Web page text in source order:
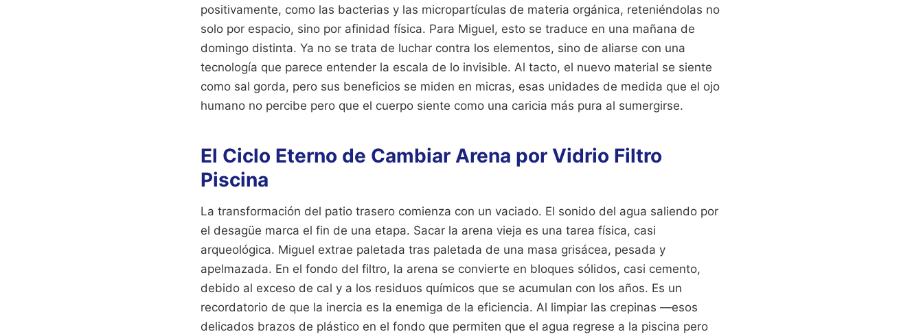
positivamente, como las bacterias y las micropartículas de materia orgánica, reteniéndolas no
solo por espacio, sino por afinidad física. Para Miguel, esto se traduce en una mañana de
domingo distinta. Ya no se trata de luchar contra los elementos, sino de aliarse con una
tecnología que parece entender la escala de lo invisible. Al tacto, el nuevo material se siente
como sal gorda, pero sus beneficios se miden en micras, esas unidades de medida que el ojo
humano no percibe pero que el cuerpo siente como una caricia más pura al sumergirse.
El Ciclo Eterno de Cambiar Arena por Vidrio Filtro
Piscina
La transformación del patio trasero comienza con un vaciado. El sonido del agua saliendo por
el desagüe marca el fin de una etapa. Sacar la arena vieja es una tarea física, casi
arqueológica. Miguel extrae paletada tras paletada de una masa grisácea, pesada y
apelmazada. En el fondo del filtro, la arena se convierte en bloques sólidos, casi cemento,
debido al exceso de cal y a los residuos químicos que se acumulan con los años. Es un
recordatorio de que la inercia es la enemiga de la eficiencia. Al limpiar las crepinas —esos
delicados brazos de plástico en el fondo que permiten que el agua regrese a la piscina pero